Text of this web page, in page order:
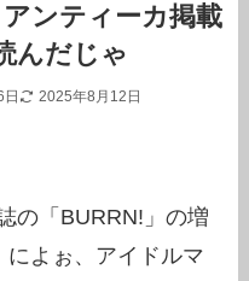
アンティーカ掲載
んだじゃ
2025年8月12日
の「BURRN!」の増
よぉ、アイドルマ